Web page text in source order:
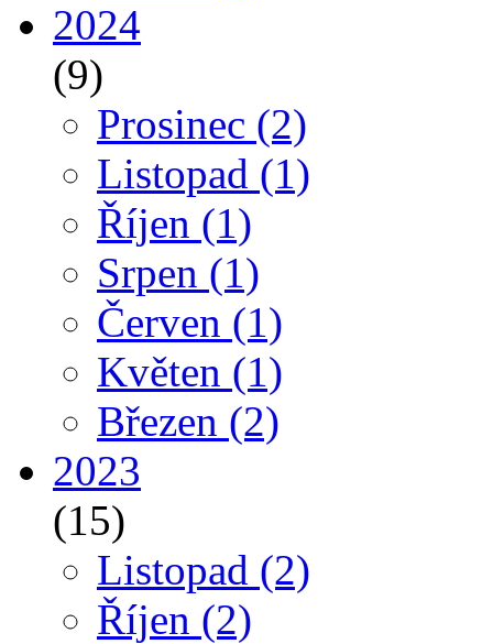
2024
(9)
Prosinec (2)
Listopad (1)
Říjen (1)
Srpen (1)
Červen (1)
Květen (1)
Březen (2)
2023
(15)
Listopad (2)
Říjen (2)